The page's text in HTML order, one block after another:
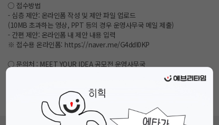
○ 접수방법
- 심층 제안: 온라인폼 작성 및 제안 파일 업로드
(10MB 초과하는 영상, PPT 등의 경우 운영사무국 메일 제출)
- 간편 제안: 온라인폼 내 제안 내용 입력
※ 접수용 온라인폼: https://naver.me/G4ddl0KP
○ 문의처 : MEET YOUR IDEA 공모전 운영사무국
https://buly.kr/5q9WrAJ